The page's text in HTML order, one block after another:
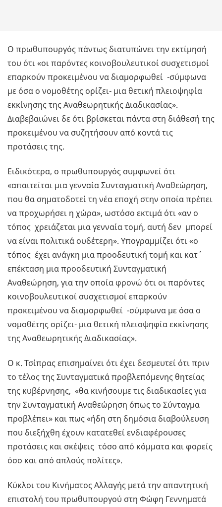
Ο πρωθυπουργός πάντως διατυπώνει την εκτίμησή
του ότι «οι παρόντες κοινοβουλευτικοί συσχετισμοί
επαρκούν προκειμένου να διαμορφωθεί -σύμφωνα
με όσα ο νομοθέτης ορίζει- μια θετική πλειοψηφία
εκκίνησης της Αναθεωρητικής Διαδικασίας».
Διαβεβαιώνει δε ότι βρίσκεται πάντα στη διάθεσή της
προκειμένου να συζητήσουν από κοντά τις
προτάσεις της.
Ειδικότερα, ο πρωθυπουργός συμφωνεί ότι
«απαιτείται μια γενναία Συνταγματική Αναθεώρηση,
που θα σηματοδοτεί τη νέα εποχή στην οποία πρέπει
να προχωρήσει η χώρα», ωστόσο εκτιμά ότι «αν ο
τόπος χρειάζεται μια γενναία τομή, αυτή δεν μπορεί
να είναι πολιτικά ουδέτερη». Υπογραμμίζει ότι «ο
τόπος έχει ανάγκη μια προοδευτική τομή και κατ΄
επέκταση μια προοδευτική Συνταγματική
Αναθεώρηση, για την οποία φρονώ ότι οι παρόντες
κοινοβουλευτικοί συσχετισμοί επαρκούν
προκειμένου να διαμορφωθεί -σύμφωνα με όσα ο
νομοθέτης ορίζει- μια θετική πλειοψηφία εκκίνησης
της Αναθεωρητικής Διαδικασίας».
Ο κ. Τσίπρας επισημαίνει ότι έχει δεσμευτεί ότι πριν
το τέλος της Συνταγματικά προβλεπόμενης θητείας
της κυβέρνησης, «θα κινήσουμε τις διαδικασίες για
την Συνταγματική Αναθεώρηση όπως το Σύνταγμα
προβλέπει» και πως «ήδη στη δημόσια διαβούλευση
που διεξήχθη έχουν κατατεθεί ενδιαφέρουσες
προτάσεις και σκέψεις τόσο από κόμματα και φορείς
όσο και από απλούς πολίτες».
Κύκλοι του Κινήματος Αλλαγής μετά την απαντητική
επιστολή του πρωθυπουργού στη Φώφη Γεννηματά